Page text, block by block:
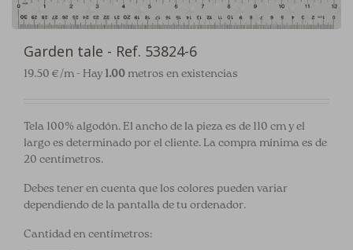
Garden tale - Ref. 53824-6
19.50 €/m - Hay 1.00 metros en existencias
Tela 100% algodón. El ancho de la pieza es de 110 cm y el
largo es determinado por el cliente. La compra mínima es de
20 centímetros.
Debes tener en cuenta que los colores pueden variar
dependiendo de la pantalla de tu ordenador.
Cantidad en centímetros: